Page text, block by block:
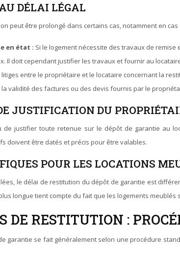
DÉLAI LÉGAL
peut être prolongé dans certains cas, notamment en
en état : Si le logement nécessite des travaux de
Il doit cependant justifier les travaux et fournir au
litiges entre le propriétaire et le locataire concernant la
validité des factures ou des devis fournis par le
JUSTIFICATION DU
de justifier toute retenue sur le dépôt de garantie au
doivent être datés et précis pour être valables.
POUR LES LOCATIONS
le délai de restitution du dépôt de garantie est
longue tient compte du fait que les logements
DE RESTITUTION :
garantie se fait généralement selon une procédure